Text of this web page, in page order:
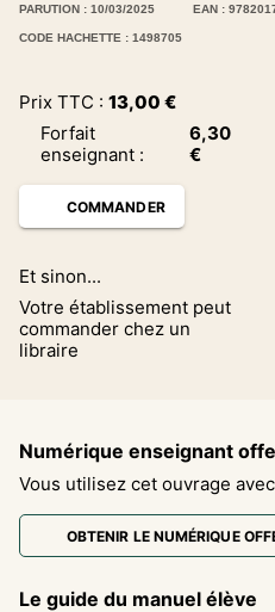
PARUTION : 10/03/2025 EAN :
CODE HACHETTE : 1498705
Prix TTC : 13,00 €
Forfait
enseignant :
6,30
€
COMMANDER
Et sinon...
Votre établissement peut
commander chez un
libraire
Numérique enseignant
Vous utilisez cet ouvrage
OBTENIR LE NUMÉRIQUE
Le guide du manuel élève